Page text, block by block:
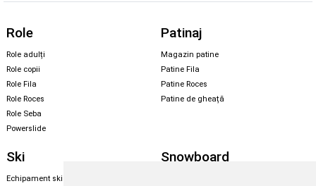
Role
Role adulți
Role copii
Role Fila
Role Roces
Role Seba
Powerslide
Patinaj
Magazin patine
Patine Fila
Patine Roces
Patine de gheață
Ski
Echipament ski
Snowboard